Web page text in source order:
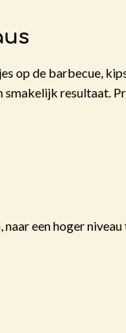
op de barbecue,
smakelijk resultaat.
een hoger niveau